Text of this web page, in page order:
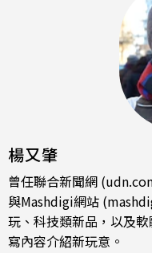
楊又肇
曾任聯合新聞網
與Mashdigi網站
玩、科技類新品，以及
寫內容介紹新玩意。